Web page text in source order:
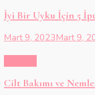
İyi Bir Uyku İçin 5
Mart 9, 2023Mart 9,
Cilt Bakımı ve